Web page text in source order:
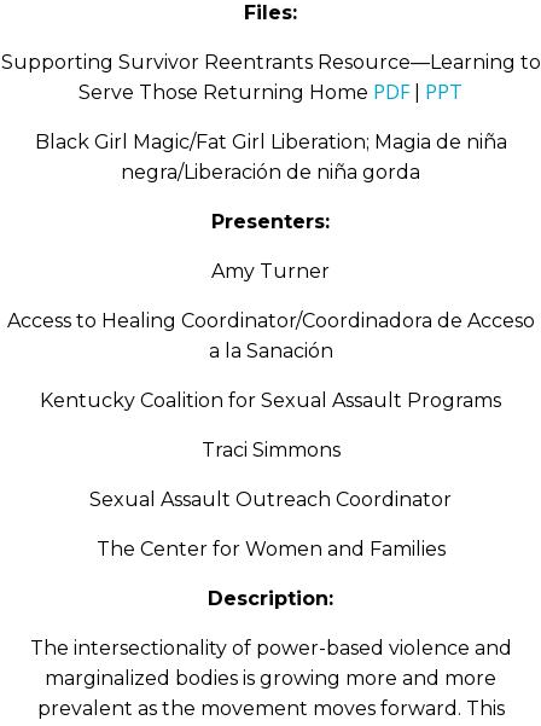
Files:
Supporting Survivor Reentrants Resource—Learning to
Serve Those Returning Home PDF| PPT
Black Girl Magic/Fat Girl Liberation; Magia de niña
negra/Liberación de niña gorda
Presenters:
Amy Turner
Access to Healing Coordinator/Coordinadora de Acceso
a la Sanación
Kentucky Coalition for Sexual Assault Programs
Traci Simmons
Sexual Assault Outreach Coordinator
The Center for Women and Families
Description:
The intersectionality of power-based violence and
marginalized bodies is growing more and more
prevalent as the movement moves forward. This